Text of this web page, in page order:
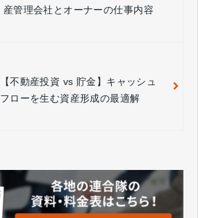
産管理会社とオーナーの仕事内容
【不動産投資 vs 貯金】キャッシュ
フローを生む資産形成の最適解